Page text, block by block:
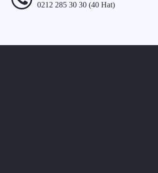
0212 285 30 30 (40 Hat)